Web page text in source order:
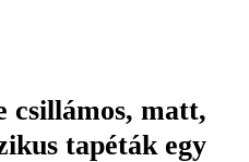
csillámos, matt,
tapéták egy